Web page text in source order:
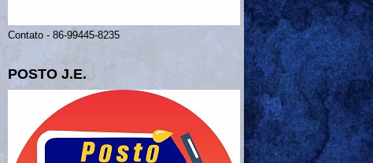
Contato - 86-99445-8235
POSTO J.E.